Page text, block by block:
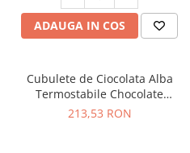
ADAUGA IN COS
Cubulete de Ciocolata Alba
Termostabile Chocolate
Chunks - 2.5KG
213,53 RON